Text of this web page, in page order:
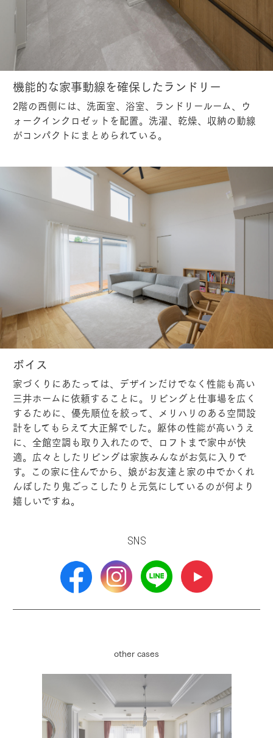
機能的な家事動線を確保したランドリー
2階の西側には、洗面室、浴室、ランドリールーム、ウ
ォークインクロゼットを配置。洗濯、乾燥、収納の動線
がコンパクトにまとめられている。
ボイス
家づくりにあたっては、デザインだけでなく性能も高い
三井ホームに依頼することに。リビングと仕事場を広く
するために、優先順位を絞って、メリハリのある空間設
計をしてもらえて大正解でした。躯体の性能が高いうえ
に、全館空調も取り入れたので、ロフトまで家中が快
適。広々としたリビングは家族みんながお気に入りで
す。この家に住んでから、娘がお友達と家の中でかくれ
んぼしたり鬼ごっこしたりと元気にしているのが何より
嬉しいですね。
SNS
other cases